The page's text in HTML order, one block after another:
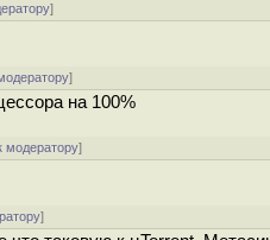
]
]
на 100%
модератору]
]